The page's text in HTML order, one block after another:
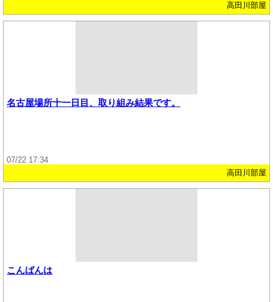
高田川部屋
名古屋場所十一日目、取り組み結果です。
07/22 17:34
高田川部屋
こんばんは